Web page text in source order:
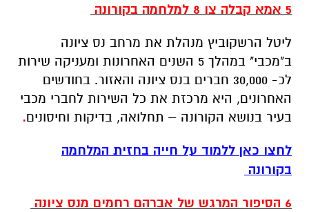
5 אמא קבלה צו 8 למלחמה בקורונה
ליטל הרשקוביץ מנהלת את מרחב נס ציונה
ב"מכבי" במהלך 5 השנים האחרונות ומעניקה שירות
לכ- 30,000 חברים בנס ציונה והאזור. בחודשים
האחרונים, היא מרכזת את כל השירות לחברי מכבי
בעיר בנושא הקורונה – תחלואה, בדיקות וחיסונים.
לחצו כאן ללמוד על חייה בחזית המלחמה
בקורונה
6 הסיפור המרגש של אברהם רחמים מנס ציונה